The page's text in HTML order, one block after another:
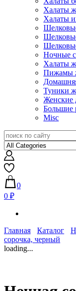
Халаты
Халаты
Ночные
Халаты
Пижамы
Туники
Женские
Большие
Misc
0
0 ₽
Главная Каталог
сорочка, черный
loading...